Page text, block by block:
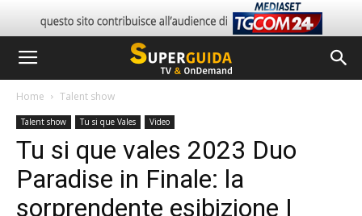
Home Talent show
Talent show Tu si que Vales Video
Tu si que vales 2023 Duo
Paradise in Finale: la
sorprendente esibizione |